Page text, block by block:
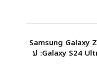
مقارنة بين Samsung Galaxy Z
Fold 6 و Galaxy S24 Ultra: لا